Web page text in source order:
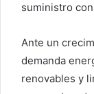
suministro
Ante un
demanda
renovables y